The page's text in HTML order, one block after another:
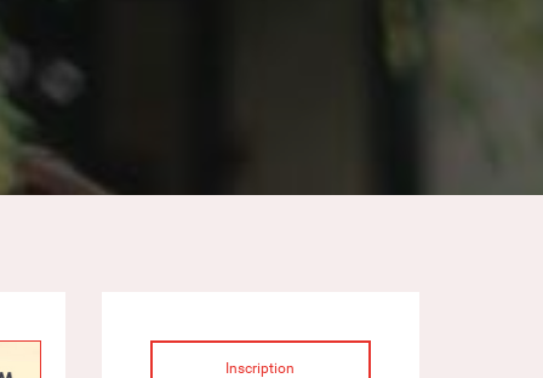
Inscription